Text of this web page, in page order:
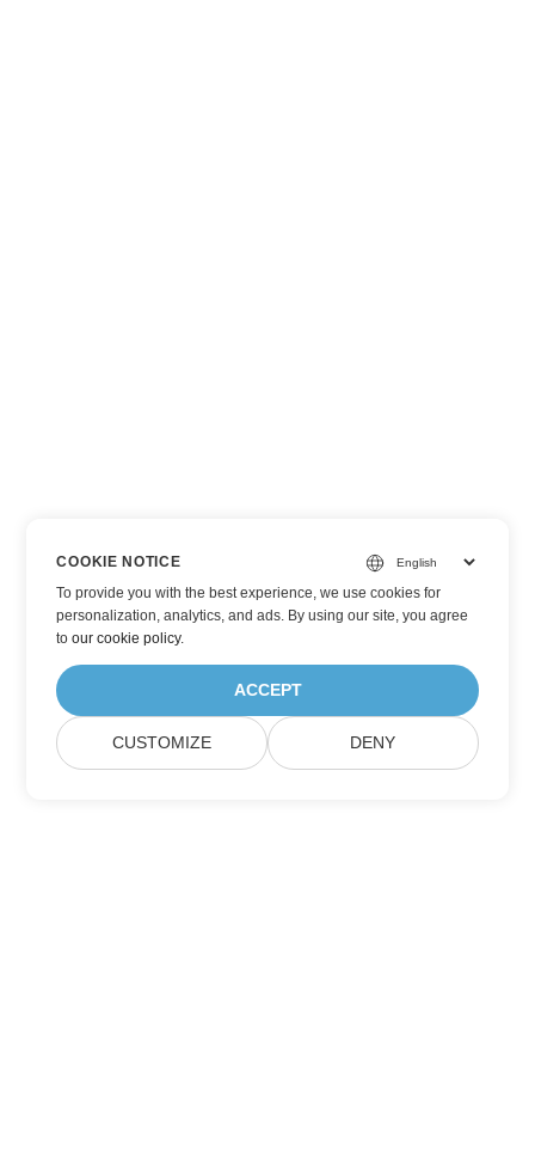
COOKIE NOTICE
To provide you with the best experience, we use cookies for
personalization, analytics, and ads. By using our site, you agree
toour cookie policy.
ACCEPT
CUSTOMIZE DENY